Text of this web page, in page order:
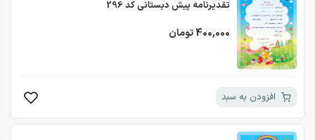
تقدیرنامه پیش دبستانی کد 296
400,000 تومان
افزودن به سبد